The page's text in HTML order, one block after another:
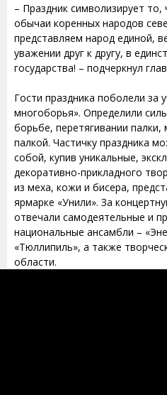
– Праздник символизирует
обычаи коренных народов
представляем народ единой,
уважении друг к другу, в
государства! – подчеркнул
Гости праздника поболели за
многоборья». Определили
борьбе, перетягивании палки,
палкой. Частичку праздника
собой, купив уникальные,
декоративно-прикладного
из меха, кожи и бисера,
ярмарке «Унили». За
отвечали самодеятельные и
национальные ансамбли –
«Тюллипиль», а также
области.